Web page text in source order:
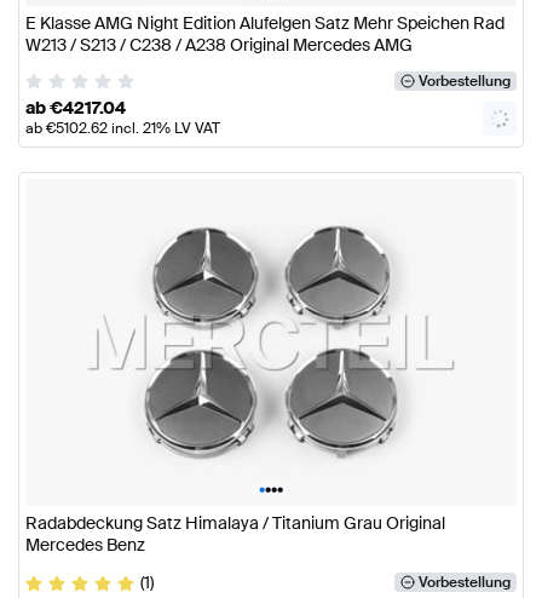
E Klasse AMG Night Edition Alufelgen Satz Mehr Speichen Rad
W213 / S213 / C238 / A238 Original Mercedes AMG
Vorbestellung
ab€4217.04
ab€5102.62incl. 21% LV VAT
••••
Radabdeckung Satz Himalaya / Titanium Grau Original
Mercedes Benz
(1)
Vorbestellung